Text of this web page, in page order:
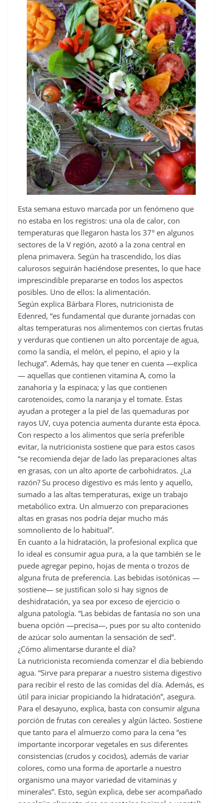
Esta semana estuvo marcada por un fenómeno que
no estaba en los registros: una ola de calor, con
temperaturas que llegaron hasta los 37° en algunos
sectores de la V región, azotó a la zona central en
plena primavera. Según ha trascendido, los días
calurosos seguirán haciéndose presentes, lo que hace
imprescindible prepararse en todos los aspectos
posibles. Uno de ellos: la alimentación.
Según explica Bárbara Flores, nutricionista de
Edenred, “es fundamental que durante jornadas con
altas temperaturas nos alimentemos con ciertas frutas
y verduras que contienen un alto porcentaje de agua,
como la sandía, el melón, el pepino, el apio y la
lechuga”. Además, hay que tener en cuenta —explica
— aquellas que contienen vitamina A, como la
zanahoria y la espinaca; y las que contienen
carotenoides, como la naranja y el tomate. Estas
ayudan a proteger a la piel de las quemaduras por
rayos UV, cuya potencia aumenta durante esta época.
Con respecto a los alimentos que sería preferible
evitar, la nutricionista sostiene que para estos casos
“se recomienda dejar de lado las preparaciones altas
en grasas, con un alto aporte de carbohidratos. ¿La
razón? Su proceso digestivo es más lento y aquello,
sumado a las altas temperaturas, exige un trabajo
metabólico extra. Un almuerzo con preparaciones
altas en grasas nos podría dejar mucho más
somnoliento de lo habitual”.
En cuanto a la hidratación, la profesional explica que
lo ideal es consumir agua pura, a la que también se le
puede agregar pepino, hojas de menta o trozos de
alguna fruta de preferencia. Las bebidas isotónicas —
sostiene— se justifican solo si hay signos de
deshidratación, ya sea por exceso de ejercicio o
alguna patología. “Las bebidas de fantasía no son una
buena opción —precisa—, pues por su alto contenido
de azúcar solo aumentan la sensación de sed”.
¿Cómo alimentarse durante el día?
La nutricionista recomienda comenzar el día bebiendo
agua. “Sirve para preparar a nuestro sistema digestivo
para recibir el resto de las comidas del día. Además, es
útil para iniciar propiciando la hidratación”, asegura.
Para el desayuno, explica, basta con consumir alguna
porción de frutas con cereales y algún lácteo. Sostiene
que tanto para el almuerzo como para la cena “es
importante incorporar vegetales en sus diferentes
consistencias (crudos y cocidos), además de variar
colores, como una forma de aportarle a nuestro
organismo una mayor variedad de vitaminas y
minerales”. Esto, según explica, debe ser acompañado